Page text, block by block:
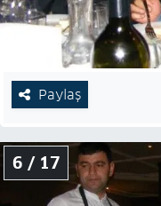
Paylaş
6 / 17